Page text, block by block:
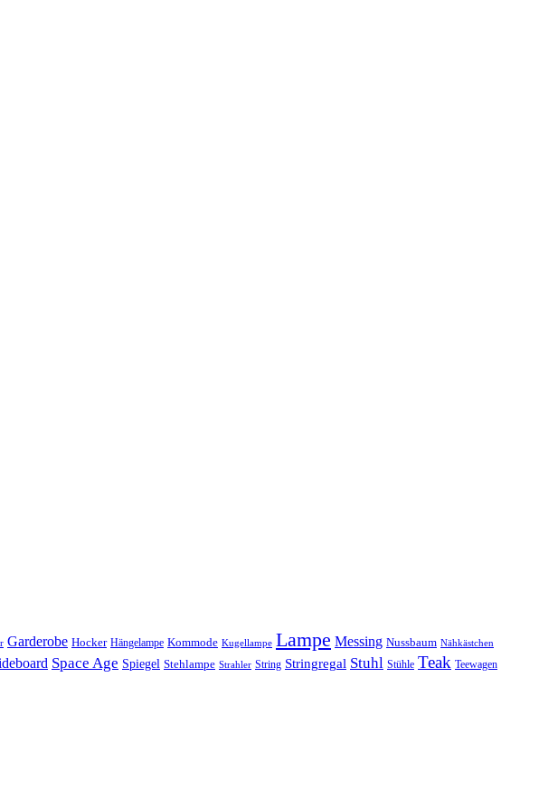
Garderobe Hocker Hängelampe Kommode Kugellampe Lampe Messing Nussbaum Nähkästchen
Space Age Spiegel Stehlampe Strahler String Stringregal Stuhl Stühle Teak Teewagen